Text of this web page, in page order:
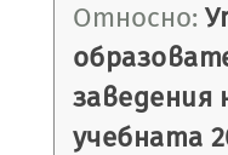
Относно:
учебната